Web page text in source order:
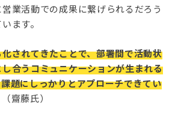
業活動での成果に繋げられるだろう
ます。
されてきたことで、部署間で活動状
合うコミュニケーションが生まれる
題にしっかりとアプローチできてい
（齋藤氏）